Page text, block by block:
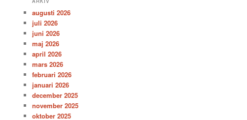
augusti 2026
juli 2026
juni 2026
maj 2026
april 2026
mars 2026
februari 2026
januari 2026
december 2025
november 2025
oktober 2025